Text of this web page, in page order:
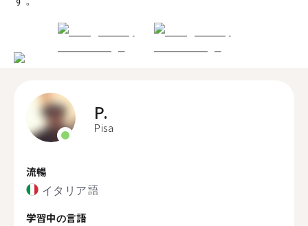
P.
Pisa
流暢
イタリア語
学習中の言語